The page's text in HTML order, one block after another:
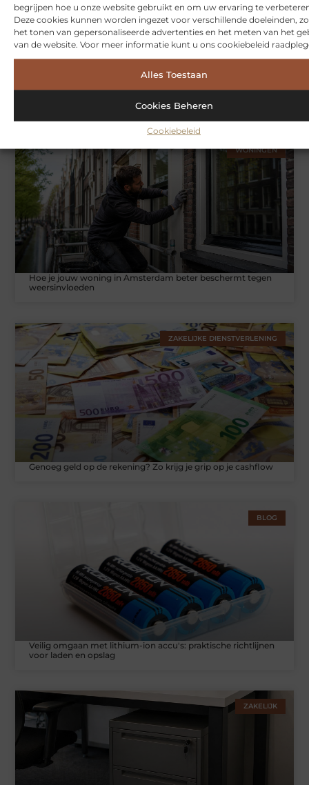
begrijpen hoe u onze website gebruikt en om uw ervaring te
Deze cookies kunnen worden ingezet voor verschillende doeleinden,
het tonen van gepersonaliseerde advertenties en het meten van het
van de website. Voor meer informatie kunt u ons cookiebeleid
Alles Toestaan
Cookies Beheren
Cookiebeleid
Symbiont360: Innovatieve EMS-training in Utrecht voor een
WONINGEN
Hoe je jouw woning in Amsterdam beter beschermt tegen
weersinvloeden
ZAKELIJKE DIENSTVERLENING
Genoeg geld op de rekening? Zo krijg je grip op je cashflow
BLOG
Veilig omgaan met lithium-ion accu's: praktische richtlijnen
voor laden en opslag
ZAKELIJK